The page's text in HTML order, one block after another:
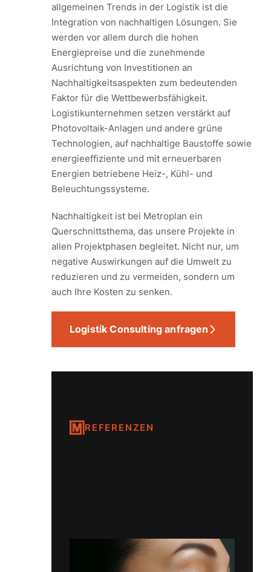
allgemeinen Trends in der Logistik ist die
Integration von nachhaltigen Lösungen. Sie
werden vor allem durch die hohen
Energiepreise und die zunehmende
Ausrichtung von Investitionen an
Nachhaltigkeitsaspekten zum bedeutenden
Faktor für die Wettbewerbsfähigkeit.
Logistikunternehmen setzen verstärkt auf
Photovoltaik-Anlagen und andere grüne
Technologien, auf nachhaltige Baustoffe sowie
energieeffiziente und mit erneuerbaren
Energien betriebene Heiz-, Kühl- und
Beleuchtungssysteme.
Nachhaltigkeit ist bei Metroplan ein
Querschnittsthema, das unsere Projekte in
allen Projektphasen begleitet. Nicht nur, um
negative Auswirkungen auf die Umwelt zu
reduzieren und zu vermeiden, sondern um
auch Ihre Kosten zu senken.
Logistik Consulting anfragen
REFERENZEN